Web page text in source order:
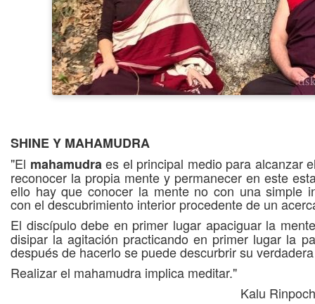
SHINE Y MAHAMUDRA
"El mahamudraes el principal medio para alcanzar
reconocer la propia mente y permanecer en este
ello hay que conocer la mente no con una simple
con el descubrimiento interior procedente de un
El discípulo debe en primer lugar apaciguar la
disipar la agitación practicando en primer lugar la
después de hacerlo se puede descurbrir su
Realizar el mahamudra implica meditar."
Kalu